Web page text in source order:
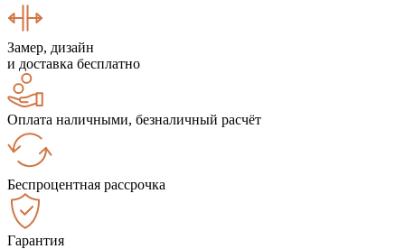
Замер, дизайн
и доставка бесплатно
Оплата наличными, безналичный расчёт
Беспроцентная рассрочка
Гарантия